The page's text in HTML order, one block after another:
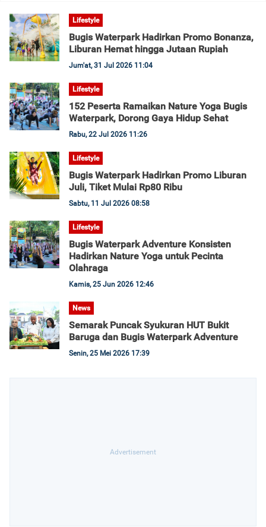
Lifestyle
Bugis Waterpark Hadirkan Promo Bonanza,
Liburan Hemat hingga Jutaan Rupiah
Jum'at, 31 Jul 2026 11:04
Lifestyle
152 Peserta Ramaikan Nature Yoga Bugis
Waterpark, Dorong Gaya Hidup Sehat
Rabu, 22 Jul 2026 11:26
Lifestyle
Bugis Waterpark Hadirkan Promo Liburan
Juli, Tiket Mulai Rp80 Ribu
Sabtu, 11 Jul 2026 08:58
Lifestyle
Bugis Waterpark Adventure Konsisten
Hadirkan Nature Yoga untuk Pecinta
Olahraga
Kamis, 25 Jun 2026 12:46
News
Semarak Puncak Syukuran HUT Bukit
Baruga dan Bugis Waterpark Adventure
Senin, 25 Mei 2026 17:39